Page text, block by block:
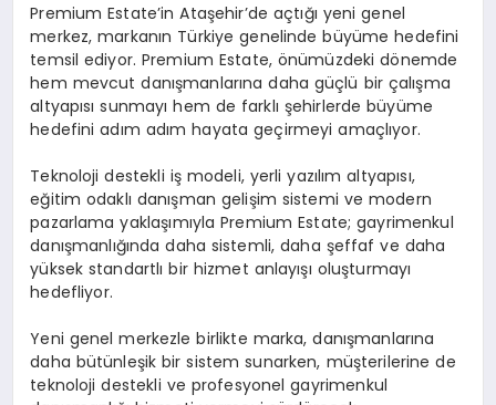
Premium Estate’in Ataşehir’de açtığı yeni genel
merkez, markanın Türkiye genelinde büyüme hedefini
temsil ediyor. Premium Estate, önümüzdeki dönemde
hem mevcut danışmanlarına daha güçlü bir çalışma
altyapısı sunmayı hem de farklı şehirlerde büyüme
hedefini adım adım hayata geçirmeyi amaçlıyor.
Teknoloji destekli iş modeli, yerli yazılım altyapısı,
eğitim odaklı danışman gelişim sistemi ve modern
pazarlama yaklaşımıyla Premium Estate; gayrimenkul
danışmanlığında daha sistemli, daha şeffaf ve daha
yüksek standartlı bir hizmet anlayışı oluşturmayı
hedefliyor.
Yeni genel merkezle birlikte marka, danışmanlarına
daha bütünleşik bir sistem sunarken, müşterilerine de
teknoloji destekli ve profesyonel gayrimenkul